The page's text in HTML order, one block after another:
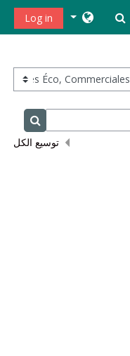
تبديل إدخال البحث
Log in
البحث
توسيع الكل